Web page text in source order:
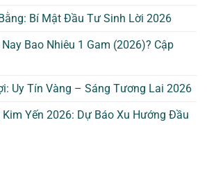
Bí Mật Đầu Tư Sinh Lời 2026
Bao Nhiêu 1 Gam (2026)? Cập
Uy Tín Vàng – Sáng Tương Lai 2026
Kim Yến 2026: Dự Báo Xu Hướng Đầu